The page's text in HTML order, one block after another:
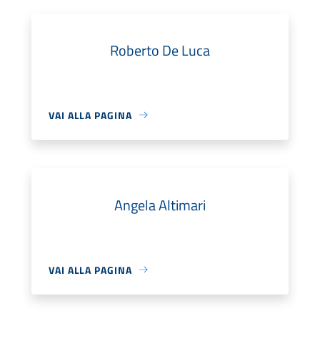
Roberto De Luca
VAI ALLA PAGINA
Angela Altimari
VAI ALLA PAGINA